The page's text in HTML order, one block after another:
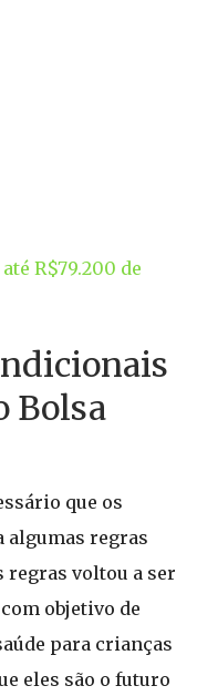
R$79.200 de
Bolsa
que os
algumas regras
regras voltou a ser
objetivo de
para crianças
eles são o futuro